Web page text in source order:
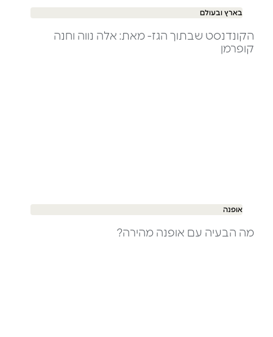
בארץ ובעולם
הקונדנסט שבתוך הגז- מאת: אלה נווה וחנה
קופרמן
אופנה
מה הבעיה עם אופנה מהירה?